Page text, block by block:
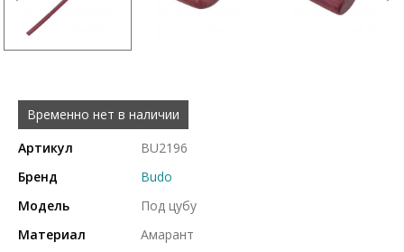
Временно нет в наличии
Артикул
BU2196
Бренд
Budo
Модель
Под цубу
Материал
Амарант